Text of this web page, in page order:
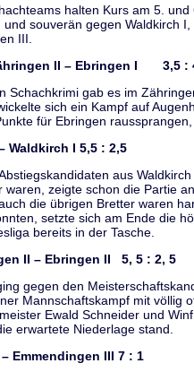
halten Kurs am 5.
souverän gegen Waldkirch
III.
II – Ebringen I 3,5 :
Schachkrimi gab es im
sich ein Kampf auf
für Ebringen
Waldkirch I 5,5 : 2,5
aus
waren, zeigte schon die Partie
die übrigen Bretter waren
setzte sich am Ende die
bereits in der Tasche.
II – Ebringen II 5, 5 : 2, 5
gegen den
Mannschaftskampf mit völlig
Ewald Schneider und
erwartete Niederlage stand.
Emmendingen III 7 : 1